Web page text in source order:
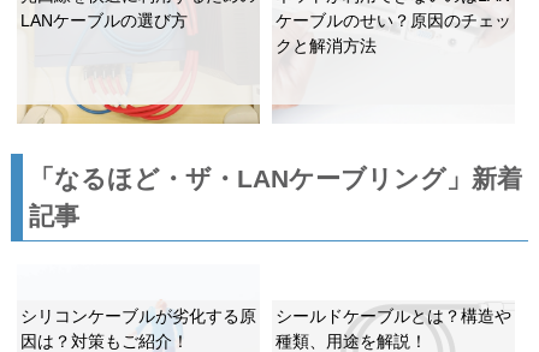
LANケーブルの選び方
ケーブルのせい？原因のチェッ
クと解消方法
「なるほど・ザ・LANケーブリング」新着
記事
シリコンケーブルが劣化する原
因は？対策もご紹介！
シールドケーブルとは？構造や
種類、用途を解説！